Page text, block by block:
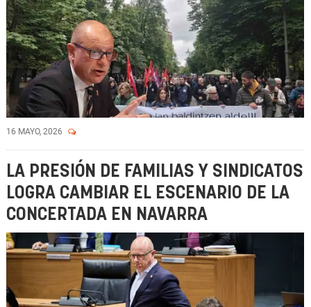
16 MAYO, 2026
LA PRESIÓN DE FAMILIAS Y SINDICATOS
LOGRA CAMBIAR EL ESCENARIO DE LA
CONCERTADA EN NAVARRA